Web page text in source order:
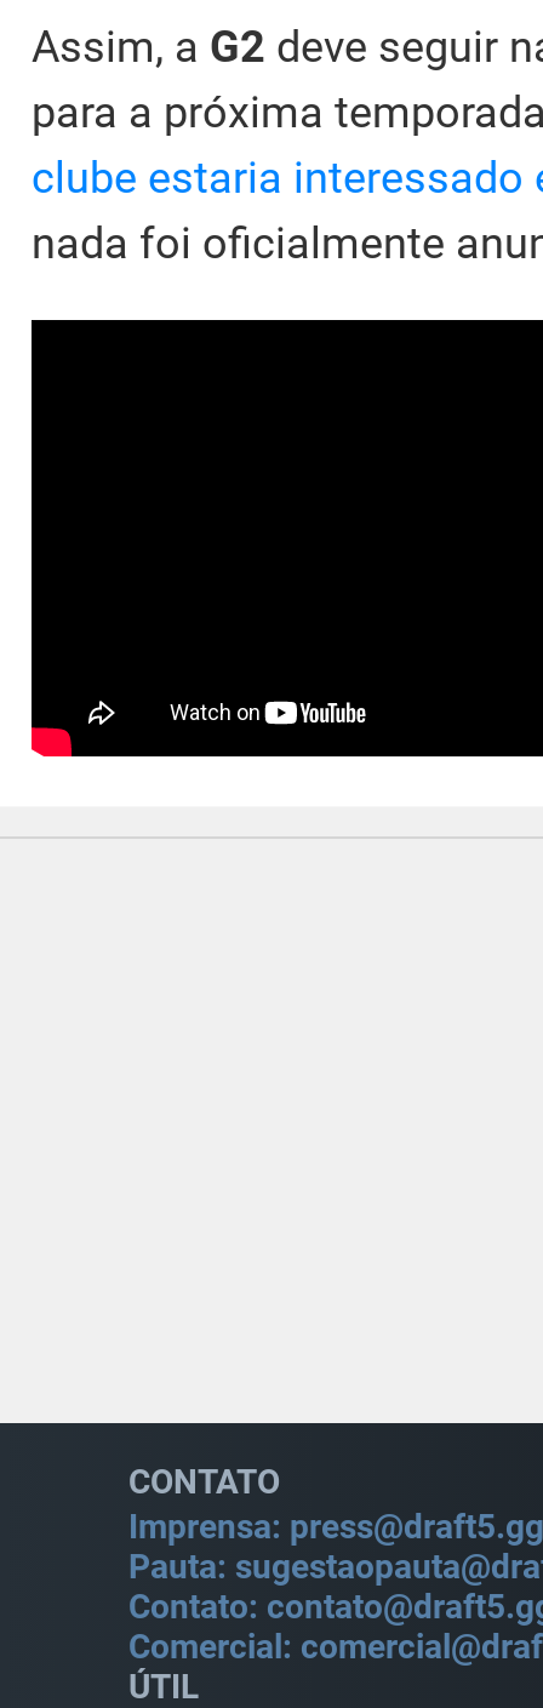
Assim, a G2 deve seguir
para a próxima
clube estaria interessado
nada foi oficialmente
CONTATO
Imprensa: press@draft5.gg
Pauta:
Contato:
Comercial:
ÚTIL